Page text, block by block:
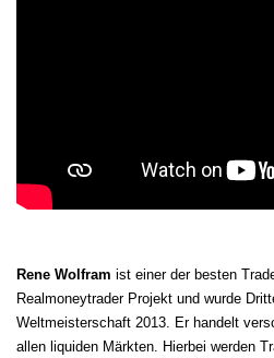
Rene Wolfram ist einer der besten
Realmoneytrader Projekt und wurde
Weltmeisterschaft 2013. Er handelt
allen liquiden Märkten. Hierbei werden